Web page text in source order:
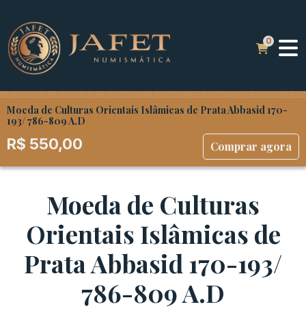
Moeda de Culturas Orientais Islâmicas de Prata Abbasid 170-
193/ 786-809 A.D
R$ 550,00 Comprar agora
Moeda de Culturas
Orientais Islâmicas de
Prata Abbasid 170-193/
786-809 A.D